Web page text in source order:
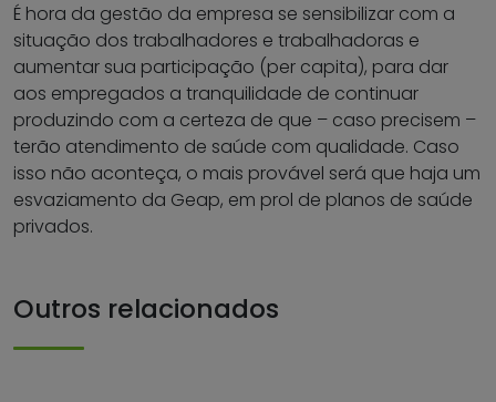
É hora da gestão da empresa se sensibilizar com a
situação dos trabalhadores e trabalhadoras e
aumentar sua participação (per capita), para dar
aos empregados a tranquilidade de continuar
produzindo com a certeza de que – caso precisem –
terão atendimento de saúde com qualidade. Caso
isso não aconteça, o mais provável será que haja um
esvaziamento da Geap, em prol de planos de saúde
privados.
Outros relacionados